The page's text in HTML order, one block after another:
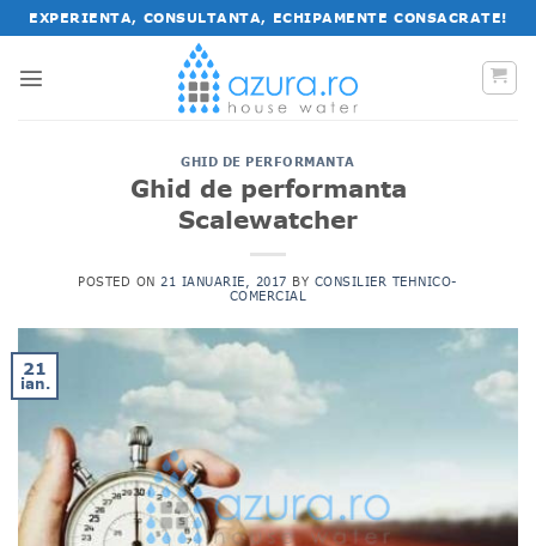
Salt
la
conținut
EXPERIENTA, CONSULTANTA, ECHIPAMENTE CONSACRATE!
GHID DE PERFORMANTA
Ghid de performanta
Scalewatcher
POSTED ON21 IANUARIE, 2017 BY CONSILIER TEHNICO-
COMERCIAL
21
ian.